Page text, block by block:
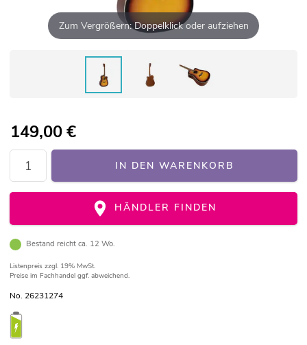
Zum Vergrößern: Doppelklick oder aufziehen
149,00€
IN DEN WARENKORB
HÄNDLER FINDEN
Bestand reicht ca. 12 Wo.
Listenpreis zzgl. 19% MwSt.
Preise im Fachhandel ggf. abweichend.
No. 26231274